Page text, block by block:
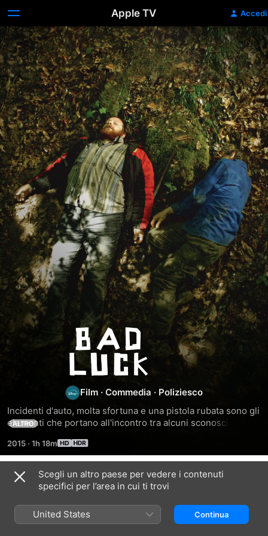
Apple TV Accedi
Bad
Luck
Film · Commedia · Poliziesco
Incidenti d'auto, molta sfortuna e una pistola rubata sono gli
elementi che portano all'incontro tra alcuni sconosciuti in
ALTRO
2015 · 1h 18m
Correlati
Lights
Salesman
-
Scegli un altro paese per vedere i contenuti
specifici per l’area in cui ti trovi
United States Continua